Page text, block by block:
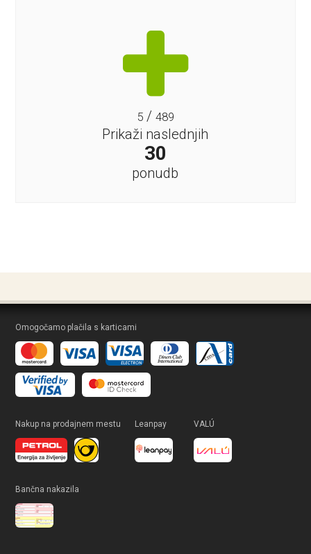
5/ 489
Prikaži naslednjih
30
ponudb
Omogočamo plačila s karticami
Nakup na prodajnem mestu Leanpay VALÚ
Bančna nakazila